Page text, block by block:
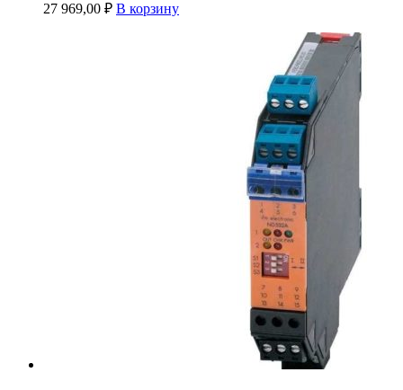
27 969,00 ₽ В корзину